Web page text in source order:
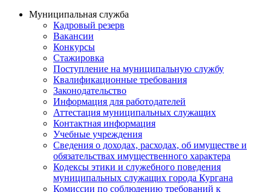
Муниципальная служба
Кадровый резерв
Вакансии
Конкурсы
Стажировка
Поступление на муниципальную службу
Квалификационные требования
Законодательство
Информация для работодателей
Аттестация муниципальных служащих
Контактная информация
Учебные учреждения
Сведения о доходах, расходах, об имуществе и
обязательствах имущественного характера
Кодексы этики и служебного поведения
муниципальных служащих города Кургана
Комиссии по соблюдению требований к